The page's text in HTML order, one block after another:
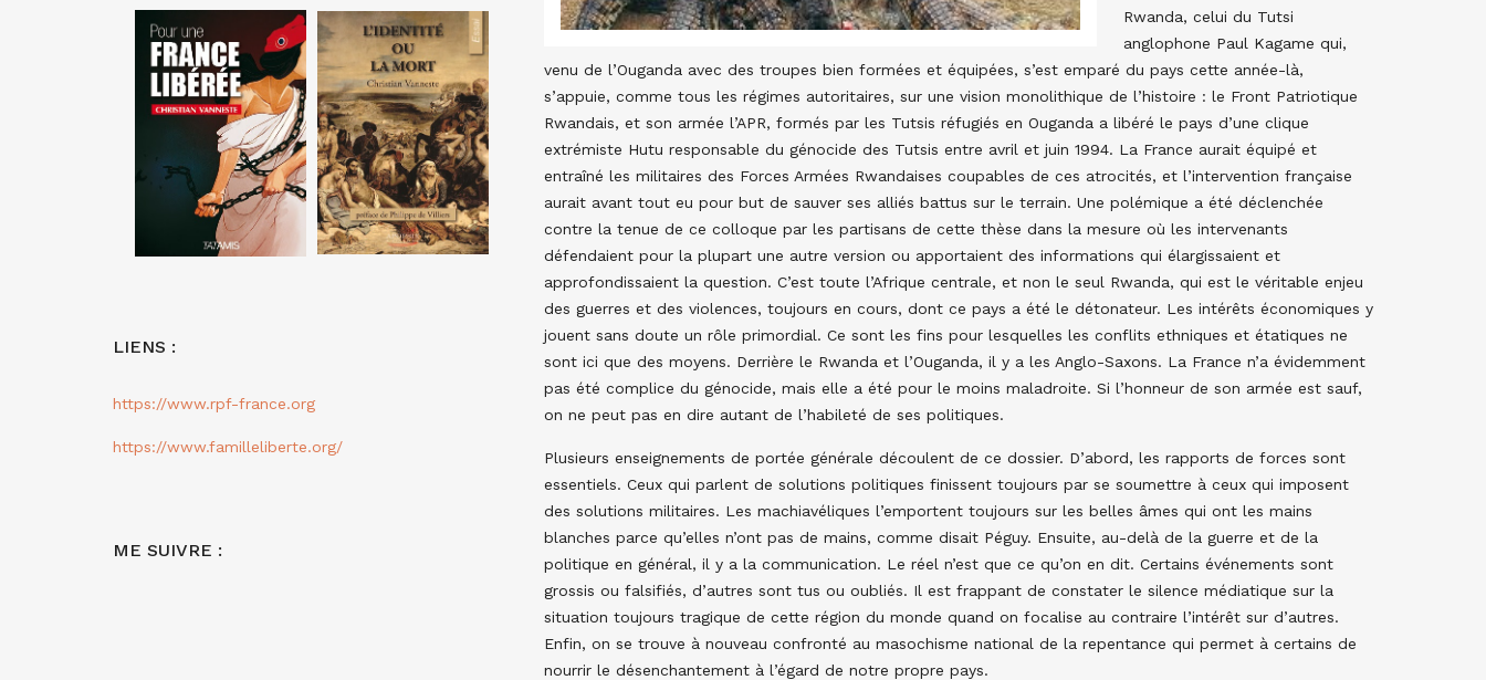
Rwanda, celui du Tutsi
anglophone Paul Kagame qui,
venu de l’Ouganda avec des troupes bien formées et équipées, s’est emparé du pays cette année-là,
s’appuie, comme tous les régimes autoritaires, sur une vision monolithique de l’histoire : le Front Patriotique
Rwandais, et son armée l’APR, formés par les Tutsis réfugiés en Ouganda a libéré le pays d’une clique
extrémiste Hutu responsable du génocide des Tutsis entre avril et juin 1994. La France aurait équipé et
entraîné les militaires des Forces Armées Rwandaises coupables de ces atrocités, et l’intervention française
aurait avant tout eu pour but de sauver ses alliés battus sur le terrain. Une polémique a été déclenchée
contre la tenue de ce colloque par les partisans de cette thèse dans la mesure où les intervenants
défendaient pour la plupart une autre version ou apportaient des informations qui élargissaient et
approfondissaient la question. C’est toute l’Afrique centrale, et non le seul Rwanda, qui est le véritable enjeu
des guerres et des violences, toujours en cours, dont ce pays a été le détonateur. Les intérêts économiques y
jouent sans doute un rôle primordial. Ce sont les fins pour lesquelles les conflits ethniques et étatiques ne
sont ici que des moyens. Derrière le Rwanda et l’Ouganda, il y a les Anglo-Saxons. La France n’a évidemment
pas été complice du génocide, mais elle a été pour le moins maladroite. Si l’honneur de son armée est sauf,
on ne peut pas en dire autant de l’habileté de ses politiques.
Plusieurs enseignements de portée générale découlent de ce dossier. D’abord, les rapports de forces sont
essentiels. Ceux qui parlent de solutions politiques finissent toujours par se soumettre à ceux qui imposent
des solutions militaires. Les machiavéliques l’emportent toujours sur les belles âmes qui ont les mains
blanches parce qu’elles n’ont pas de mains, comme disait Péguy. Ensuite, au-delà de la guerre et de la
politique en général, il y a la communication. Le réel n’est que ce qu’on en dit. Certains événements sont
grossis ou falsifiés, d’autres sont tus ou oubliés. Il est frappant de constater le silence médiatique sur la
situation toujours tragique de cette région du monde quand on focalise au contraire l’intérêt sur d’autres.
Enfin, on se trouve à nouveau confronté au masochisme national de la repentance qui permet à certains de
nourrir le désenchantement à l’égard de notre propre pays.
LIENS :
https://www.rpf-france.org
https://www.familleliberte.org/
ME SUIVRE :